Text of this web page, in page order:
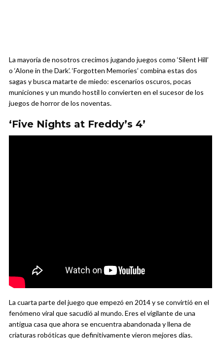
La mayoría de nosotros crecimos jugando juegos como ‘Silent Hill’
o ‘Alone in the Dark’. ‘Forgotten Memories’ combina estas dos
sagas y busca matarte de miedo: escenarios oscuros, pocas
municiones y un mundo hostil lo convierten en el sucesor de los
juegos de horror de los noventas.
‘Five Nights at Freddy’s 4’
La cuarta parte del juego que empezó en 2014 y se convirtió en el
fenómeno viral que sacudió al mundo. Eres el vigilante de una
antigua casa que ahora se encuentra abandonada y llena de
criaturas robóticas que definitivamente vieron mejores días.